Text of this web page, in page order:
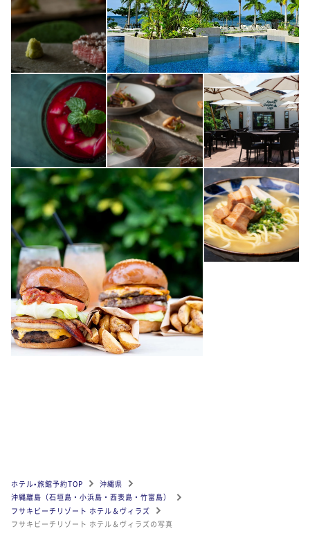
ホテル•旅館予約TOP
沖縄県
沖縄離島（石垣島・小浜島・西表島・竹富島）
フサキビーチリゾート ホテル＆ヴィラズ
フサキビーチリゾート ホテル＆ヴィラズの写真